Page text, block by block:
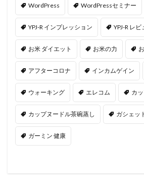
WordPress WordPressセミナー
YPJ-R インプレッション YPJ-R レビ
お米 ダイエット お米の力
アフターコロナ インカムゲイン
ウォーキング エレコム カ
カップヌードル茶碗蒸し ガシェッ
ガーミン 健康